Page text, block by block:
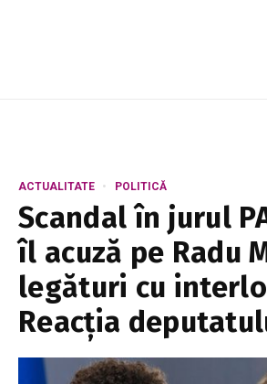
ACTUALITATE POLITICĂ
Scandal în jurul
îl acuză pe Radu
legături cu
Reacția